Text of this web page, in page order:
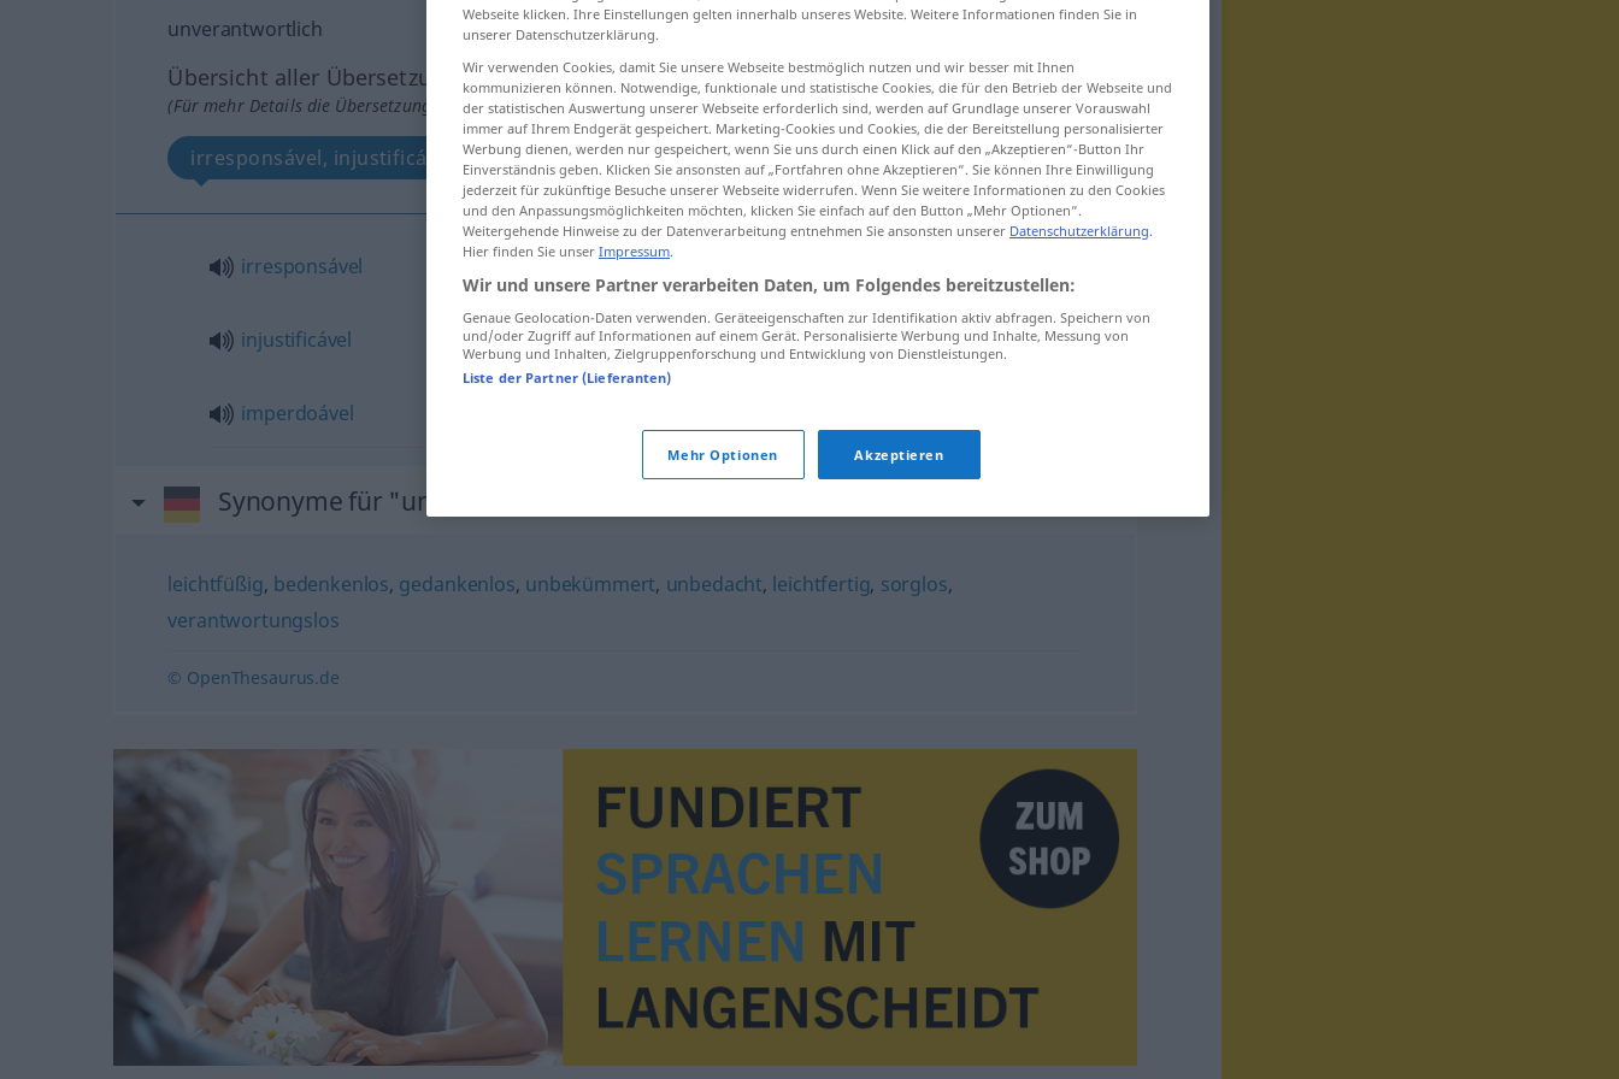
unverantwortlich
Übersicht aller Übersetzungen
(Für mehr Details die Übersetzung anklicken/antippen)
irresponsável, injustificável, imperdoável
irresponsável
injustificável unverantwortlich
imperdoável
Synonyme für "unverantwortlich"
leichtfüßig, bedenkenlos, gedankenlos, unbekümmert, unbedacht, leichtfertig, sorglos,
verantwortungslos
© OpenThesaurus.de
Webseite klicken. Ihre Einstellungen gelten innerhalb unseres Website. Weitere Informationen finden Sie in
unserer Datenschutzerklärung.
Wir verwenden Cookies, damit Sie unsere Webseite bestmöglich nutzen und wir besser mit Ihnen
kommunizieren können. Notwendige, funktionale und statistische Cookies, die für den Betrieb der Webseite und
der statistischen Auswertung unserer Webseite erforderlich sind, werden auf Grundlage unserer Vorauswahl
immer auf Ihrem Endgerät gespeichert. Marketing-Cookies und Cookies, die der Bereitstellung personalisierter
Werbung dienen, werden nur gespeichert, wenn Sie uns durch einen Klick auf den „Akzeptieren“-Button Ihr
Einverständnis geben. Klicken Sie ansonsten auf „Fortfahren ohne Akzeptieren“. Sie können Ihre Einwilligung
jederzeit für zukünftige Besuche unserer Webseite widerrufen. Wenn Sie weitere Informationen zu den Cookies
und den Anpassungsmöglichkeiten möchten, klicken Sie einfach auf den Button „Mehr Optionen“.
Weitergehende Hinweise zu der Datenverarbeitung entnehmen Sie ansonsten unserer Datenschutzerklärung.
Hier finden Sie unser Impressum.
Wir und unsere Partner verarbeiten Daten, um Folgendes bereitzustellen:
Genaue Geolocation-Daten verwenden. Geräteeigenschaften zur Identifikation aktiv abfragen. Speichern von
und/oder Zugriff auf Informationen auf einem Gerät. Personalisierte Werbung und Inhalte, Messung von
Werbung und Inhalten, Zielgruppenforschung und Entwicklung von Dienstleistungen.
Liste der Partner (Lieferanten)
Mehr Optionen Akzeptieren